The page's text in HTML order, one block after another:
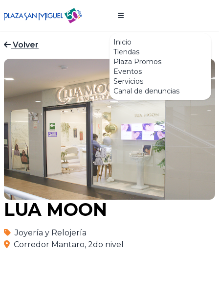
Inicio
Tiendas
Plaza Promos
Eventos
Servicios
Canal de denuncias
Volver
LUA MOON
Joyería y Relojería
Corredor Mantaro, 2do nivel